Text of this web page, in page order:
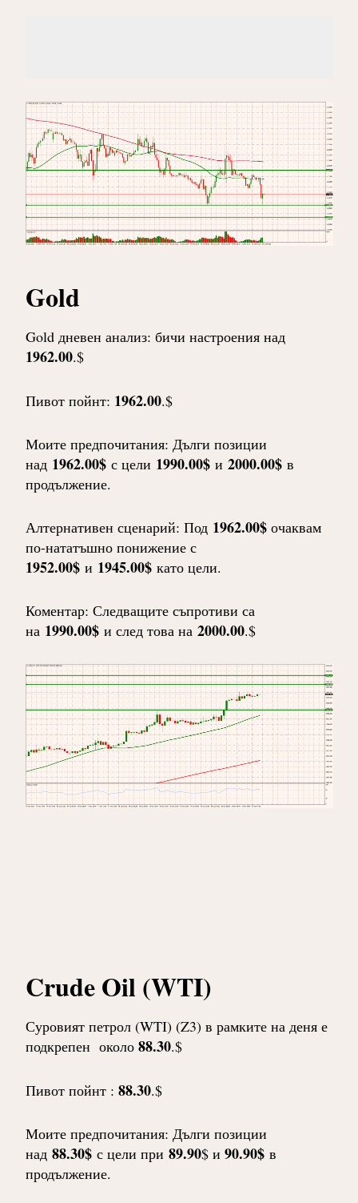
Gold
Gold дневен анализ: бичи настроения над
1962.00.$
Пивот пойнт: 1962.00.$
Моите предпочитания: Дълги позиции
над 1962.00$с цели 1990.00$и 2000.00$в
продължение.
Алтернативен сценарий: Под 1962.00$очаквам
по-нататъшно понижение с
1952.00$и 1945.00$като цели.
Коментар: Следващите съпротиви са
на 1990.00$и след това на 2000.00.$
Crude Oil (WTI)
Суровият петрол (WTI) (Z3) в рамките на деня е
подкрепен около 88.30.$
Пивот пойнт : 88.30.$
Моите предпочитания: Дълги позиции
над 88.30$с цели при 89.90$ и 90.90$в
продължение.